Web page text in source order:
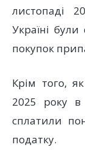
листопаді
Україні
покупок
Крім того,
2025 року в
сплатили
податку.